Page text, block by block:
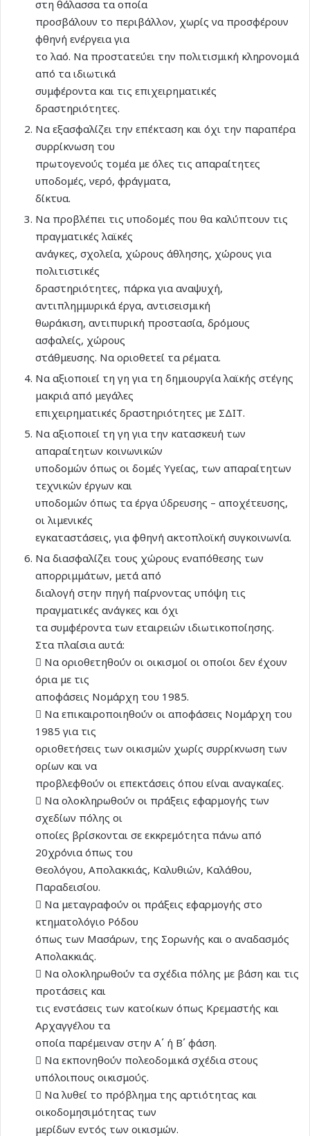
στη θάλασσα τα οποία
προσβάλουν το περιβάλλον, χωρίς να προσφέρουν
φθηνή ενέργεια για
το λαό. Να προστατεύει την πολιτισμική κληρονομιά
από τα ιδιωτικά
συμφέροντα και τις επιχειρηματικές
δραστηριότητες.
Να εξασφαλίζει την επέκταση και όχι την παραπέρα
συρρίκνωση του
πρωτογενούς τομέα με όλες τις απαραίτητες
υποδομές, νερό, φράγματα,
δίκτυα.
Να προβλέπει τις υποδομές που θα καλύπτουν τις
πραγματικές λαϊκές
ανάγκες, σχολεία, χώρους άθλησης, χώρους για
πολιτιστικές
δραστηριότητες, πάρκα για αναψυχή,
αντιπλημμυρικά έργα, αντισεισμική
θωράκιση, αντιπυρική προστασία, δρόμους
ασφαλείς, χώρους
στάθμευσης. Να οριοθετεί τα ρέματα.
Να αξιοποιεί τη γη για τη δημιουργία λαϊκής στέγης
μακριά από μεγάλες
επιχειρηματικές δραστηριότητες με ΣΔΙΤ.
Να αξιοποιεί τη γη για την κατασκευή των
απαραίτητων κοινωνικών
υποδομών όπως οι δομές Υγείας, των απαραίτητων
τεχνικών έργων και
υποδομών όπως τα έργα ύδρευσης – αποχέτευσης,
οι λιμενικές
εγκαταστάσεις, για φθηνή ακτοπλοϊκή συγκοινωνία.
Να διασφαλίζει τους χώρους εναπόθεσης των
απορριμμάτων, μετά από
διαλογή στην πηγή παίρνοντας υπόψη τις
πραγματικές ανάγκες και όχι
τα συμφέροντα των εταιρειών ιδιωτικοποίησης.
Στα πλαίσια αυτά:
 Να οριοθετηθούν οι οικισμοί οι οποίοι δεν έχουν
όρια με τις
αποφάσεις Νομάρχη του 1985.
 Να επικαιροποιηθούν οι αποφάσεις Νομάρχη του
1985 για τις
οριοθετήσεις των οικισμών χωρίς συρρίκνωση των
ορίων και να
προβλεφθούν οι επεκτάσεις όπου είναι αναγκαίες.
 Να ολοκληρωθούν οι πράξεις εφαρμογής των
σχεδίων πόλης οι
οποίες βρίσκονται σε εκκρεμότητα πάνω από
20χρόνια όπως του
Θεολόγου, Απολακκιάς, Καλυθιών, Καλάθου,
Παραδεισίου.
 Να μεταγραφούν οι πράξεις εφαρμογής στο
κτηματολόγιο Ρόδου
όπως των Μασάρων, της Σορωνής και ο αναδασμός
Απολακκιάς.
 Να ολοκληρωθούν τα σχέδια πόλης με βάση και τις
προτάσεις και
τις ενστάσεις των κατοίκων όπως Κρεμαστής και
Αρχαγγέλου τα
οποία παρέμειναν στην Α΄ ή Β΄ φάση.
 Να εκπονηθούν πολεοδομικά σχέδια στους
υπόλοιπους οικισμούς.
 Να λυθεί το πρόβλημα της αρτιότητας και
οικοδομησιμότητας των
μερίδων εντός των οικισμών.